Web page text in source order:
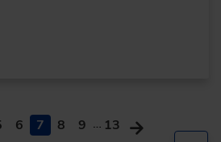
6 7 8 9 … 13